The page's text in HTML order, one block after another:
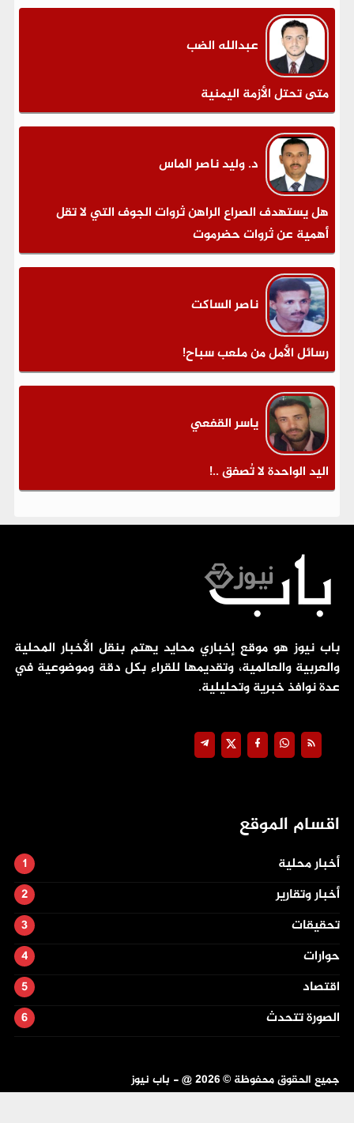
عبدالله الضب
متى تحتل الأزمة اليمنية
د. وليد ناصر الماس
هل يستهدف الصراع الراهن ثروات الجوف التي لا تقل
أهمية عن ثروات حضرموت
ناصر الساكت
رسائل الأمل من ملعب سباح!
ياسر القفعي
اليد الواحدة لا تُصفق ..!
باب نيوز هو موقع إخباري محايد يهتم بنقل الأخبار المحلية
والعربية والعالمية، وتقديمها للقراء بكل دقة وموضوعية في
عدة نوافذ خبرية وتحليلية.
اقسام الموقع
أخبار محلية
أخبار وتقارير
تحقيقات
حوارات
اقتصاد
الصورة تتحدث
جميع الحقوق محفوظة ©2026@ - باب نيوز